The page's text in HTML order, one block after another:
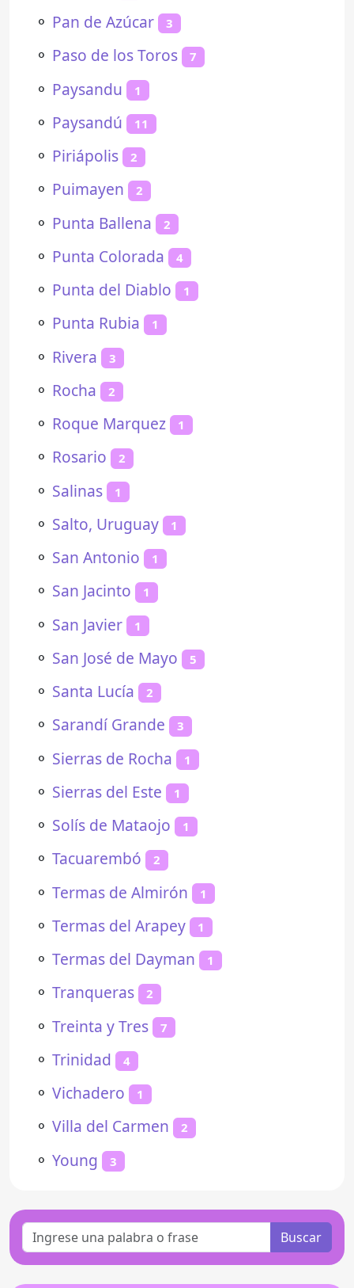
⚬ Pan de Azúcar 3
⚬ Paso de los Toros 7
⚬ Paysandu 1
⚬ Paysandú 11
⚬ Piriápolis 2
⚬ Puimayen 2
⚬ Punta Ballena 2
⚬ Punta Colorada 4
⚬ Punta del Diablo 1
⚬ Punta Rubia 1
⚬ Rivera 3
⚬ Rocha 2
⚬ Roque Marquez 1
⚬ Rosario 2
⚬ Salinas 1
⚬ Salto, Uruguay 1
⚬ San Antonio 1
⚬ San Jacinto 1
⚬ San Javier 1
⚬ San José de Mayo 5
⚬ Santa Lucía 2
⚬ Sarandí Grande 3
⚬ Sierras de Rocha 1
⚬ Sierras del Este 1
⚬ Solís de Mataojo 1
⚬ Tacuarembó 2
⚬ Termas de Almirón 1
⚬ Termas del Arapey 1
⚬ Termas del Dayman 1
⚬ Tranqueras 2
⚬ Treinta y Tres 7
⚬ Trinidad 4
⚬ Vichadero 1
⚬ Villa del Carmen 2
⚬ Young 3
Buscar